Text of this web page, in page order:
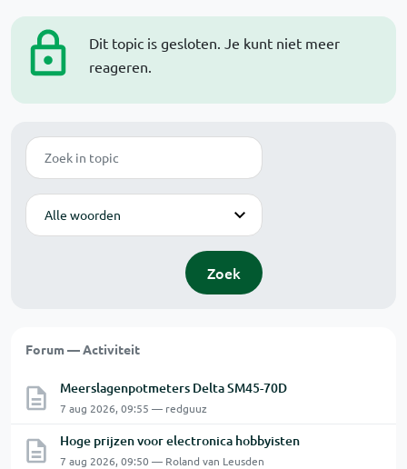
Dit topic is gesloten. Je kunt niet meer
reageren.
Zoek
Modus
Zoek
Forum — Activiteit
Meerslagenpotmeters Delta SM45-70D
7 aug 2026, 09:55 — redguuz
Hoge prijzen voor electronica hobbyisten
7 aug 2026, 09:50 — Roland van Leusden